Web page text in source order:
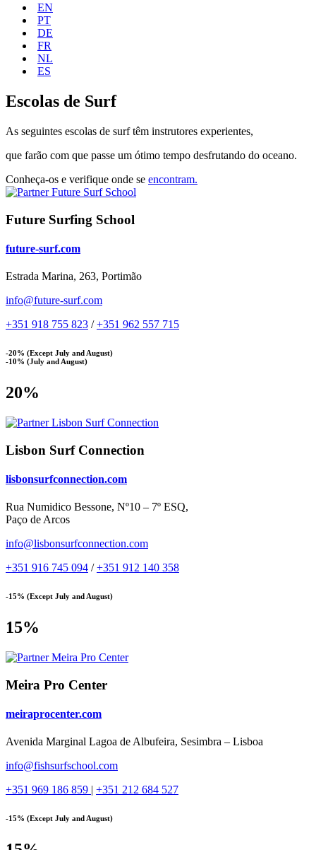
EN
PT
DE
FR
NL
ES
Escolas de Surf
As seguintes escolas de surf têm instrutores experientes,
que farão com que passe um ótimo tempo desfrutando do oceano.
Conheça-os e verifique onde se encontram.
Future Surfing School
future-surf.com
Estrada Marina, 263, Portimão
info@future-surf.com
+351 918 755 823 /+351 962 557 715
-20% (Except July and August)
-10% (July and August)
20%
Lisbon Surf Connection
lisbonsurfconnection.com
Rua Numidico Bessone, Nº10 – 7º ESQ,
Paço de Arcos
info@lisbonsurfconnection.com
+351 916 745 094 /+351 912 140 358
-15% (Except July and August)
15%
Meira Pro Center
meiraprocenter.com
Avenida Marginal Lagoa de Albufeira, Sesimbra – Lisboa
info@fishsurfschool.com
+351 969 186 859 | +351 212 684 527
-15% (Except July and August)